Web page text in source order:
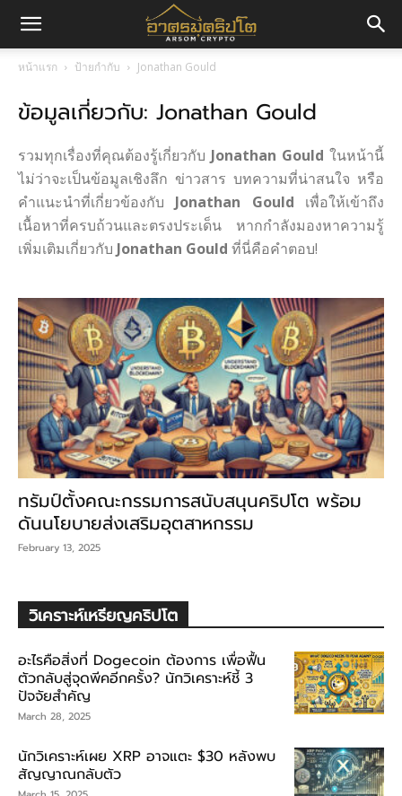
มค
ปโต
หน้าแรก ป้ายกำกับ Jonathan Gould
ข้อมูลเกี่ยวกับ: Jonathan Gould
รวมทุกเรื่องที่คุณต้องรู้เกี่ยวกับ Jonathan Gould ในหน้านี้
ไม่ว่าจะเป็นข้อมูลเชิงลึก ข่าวสาร บทความที่น่าสนใจ หรือ
คำแนะนำที่เกี่ยวข้องกับ Jonathan Gould เพื่อให้เข้าถึง
เนื้อหาที่ครบถ้วนและตรงประเด็น หากกำลังมองหาความรู้
เพิ่มเติมเกี่ยวกับ Jonathan Gould ที่นี่คือคำตอบ!
ทรัมป์ตั้งคณะกรรมการสนับสนุนคริปโต พร้อม
ดันนโยบายส่งเสริมอุตสาหกรรม
February 13, 2025
วิเคราะห์เหรียญคริปโต
อะไรคือสิ่งที่ Dogecoin ต้องการ เพื่อฟื้น
ตัวกลับสู่จุดพีคอีกครั้ง? นักวิเคราะห์ชี้ 3
ปัจจัยสำคัญ
March 28, 2025
นักวิเคราะห์เผย XRP อาจแตะ $30 หลังพบ
สัญญาณกลับตัว